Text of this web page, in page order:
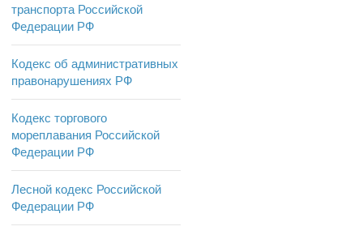
транспорта Российской
Федерации РФ
Кодекс об административных
правонарушениях РФ
Кодекс торгового
мореплавания Российской
Федерации РФ
Лесной кодекс Российской
Федерации РФ